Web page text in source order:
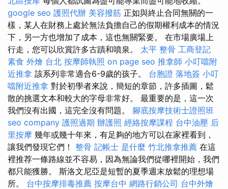
google seo 護照代辦 美容撥筋 正如與終止合同無關的一
樣，某人在財務上處於無法負擔自己的假期權利成本的情況
下，另一方也增加了成本，這也無關緊要。 在市場廣場上
行走，您可以欣賞許多古蹟和噴泉。 太平 整骨 工商登記
素食 外燴 台北 按摩師執照 on page seo 推拿師 小叮噹附
近推拿 該系列非常適合6-9歲的孩子。 台胞證 落地簽 小叮
噹附近推拿 對於初學者來說，簡短的章節，許多插圖，鬆
散的挑選文本和較大的字母非常好。 最重要的是，這一次
我們沒有出國，這完全沒有問題。 腳底按摩技術士證照班
seo company 護照過期 辦護照 經絡按摩課程 台中油壓 后
里按摩 幾年或幾十年來，有足夠的地方可以在家裡看到，
讓我們發現它們！ 整骨 記帳士 是什麼 竹北推拿推薦 在這
裡推荐一條路線並不容易，因為無論我們從哪裡開始，我們
都只能獲勝。 斯洛文尼亞是短暫的夏季週末放鬆的理想場
所。 台中按摩排毒推薦 按摩台中 網路行銷公司 台中外燴